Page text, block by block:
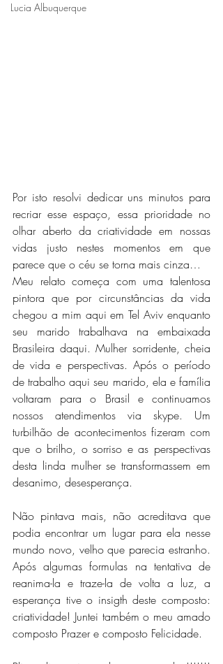
Lucia Albuquerque
Por isto resolvi dedicar uns minutos para
recriar esse espaço, essa prioridade no
olhar aberto da criatividade em nossas
vidas justo nestes momentos em que
parece que o céu se torna mais cinza…
Meu relato começa com uma talentosa
pintora que por circunstâncias da vida
chegou a mim aqui em Tel Aviv enquanto
seu marido trabalhava na embaixada
Brasileira daqui. Mulher sorridente, cheia
de vida e perspectivas. Após o período
de trabalho aqui seu marido, ela e família
voltaram para o Brasil e continuamos
nossos atendimentos via skype. Um
turbilhão de acontecimentos fizeram com
que o brilho, o sorriso e as perspectivas
desta linda mulher se transformassem em
desanimo, desesperança.
Não pintava mais, não acreditava que
podia encontrar um lugar para ela nesse
mundo novo, velho que parecia estranho.
Após algumas formulas na tentativa de
reanima-la e traze-la de volta a luz, a
esperança tive o insigth deste composto:
criatividade! Juntei também o meu amado
composto Prazer e composto Felicidade.